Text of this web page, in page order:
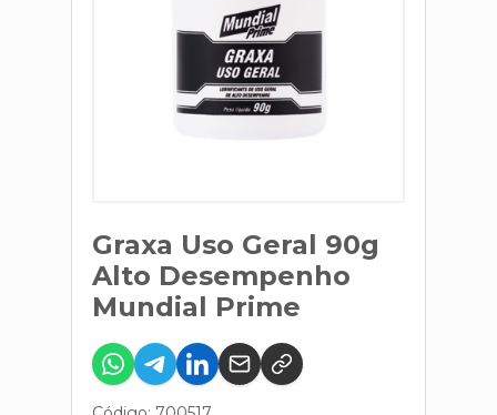
Graxa Uso Geral 90g
Alto Desempenho
Mundial Prime